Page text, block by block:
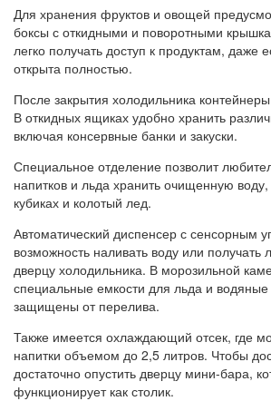
Для хранения фруктов и овощей
боксы с откидными и поворотными
легко получать доступ к продуктам, даже
открыта полностью.
После закрытия холодильника
В откидных ящиках удобно хранить
включая консервные банки и закуски.
Специальное отделение позволит
напитков и льда хранить очищенную
кубиках и колотый лед.
Автоматический диспенсер с сенсорным
возможность наливать воду или получать
дверцу холодильника. В морозильной
специальные емкости для льда и
защищены от перелива.
Также имеется охлаждающий отсек, где
напитки объемом до 2,5 литров. Чтобы
достаточно опустить дверцу мини-бара,
функционирует как столик.